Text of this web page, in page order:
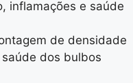
inflamações e saúde
de densidade
dos bulbos